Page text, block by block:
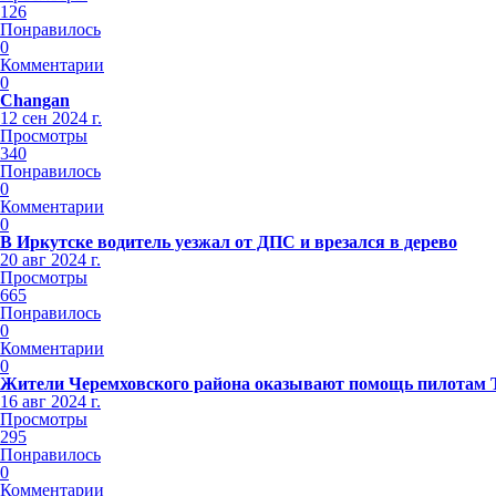
126
Понравилось
0
Комментарии
0
Changan
12 сен 2024 г.
Просмотры
340
Понравилось
0
Комментарии
0
В Иркутске водитель уезжал от ДПС и врезался в дерево
20 авг 2024 г.
Просмотры
665
Понравилось
0
Комментарии
0
Жители Черемховского района оказывают помощь
16 авг 2024 г.
Просмотры
295
Понравилось
0
Комментарии